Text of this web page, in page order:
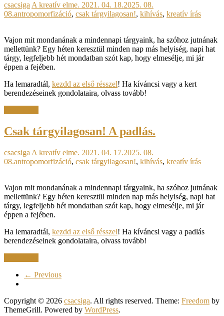
csacsiga A kreatív elme. 2021. 04. 18.2025. 08.
08.antropomorfizáció, csak tárgyilagosan!, kihívás, kreatív írás
Vajon mit mondanának a mindennapi tárgyaink, ha szóhoz jutnának
mellettünk? Egy héten keresztül minden nap más helyiség, napi hat
tárgy, legfeljebb hét mondatban szót kap, hogy elmesélje, mi jár
éppen a fejében.
Ha lemaradtál, kezdd az első résszel! Ha kíváncsi vagy a kert
berendezéseinek gondolataira, olvass tovább!
Csak tárgyilagosan! A padlás.
csacsiga A kreatív elme. 2021. 04. 17.2025. 08.
08.antropomorfizáció, csak tárgyilagosan!, kihívás, kreatív írás
Vajon mit mondanának a mindennapi tárgyaink, ha szóhoz jutnának
mellettünk? Egy héten keresztül minden nap más helyiség, napi hat
tárgy, legfeljebb hét mondatban szót kap, hogy elmesélje, mi jár
éppen a fejében.
Ha lemaradtál, kezdd az első résszel! Ha kíváncsi vagy a padlás
berendezéseinek gondolataira, olvass tovább!
← Previous
Copyright © 2026 csacsiga. All rights reserved. Theme: Freedom by
ThemeGrill. Powered by WordPress.